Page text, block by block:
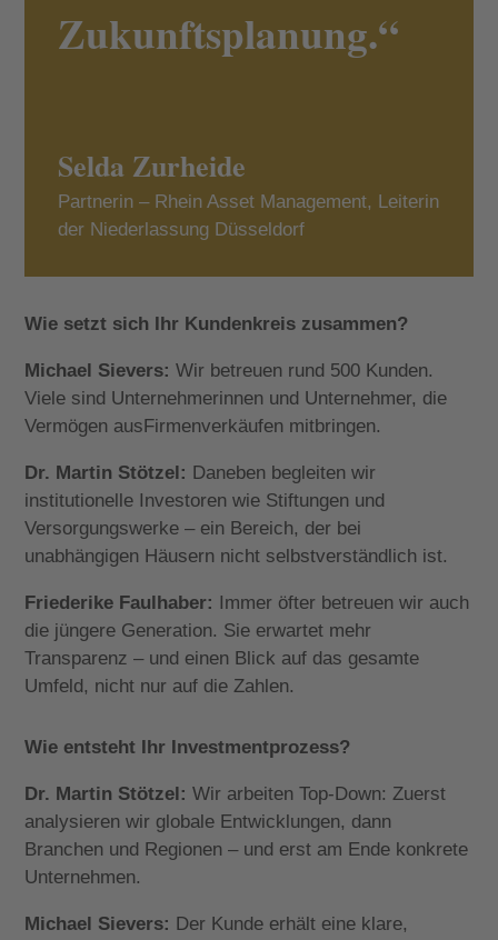
Zukunftsplanung.“
Selda Zurheide
Partnerin – Rhein Asset Management, Leiterin
der Niederlassung Düsseldorf
Wie setzt sich Ihr Kundenkreis zusammen?
Michael Sievers: Wir betreuen rund 500 Kunden.
Viele sind Unternehmerinnen und Unternehmer, die
Vermögen ausFirmenverkäufen mitbringen.
Dr. Martin Stötzel: Daneben begleiten wir
institutionelle Investoren wie Stiftungen und
Versorgungswerke – ein Bereich, der bei
unabhängigen Häusern nicht selbstverständlich ist.
Friederike Faulhaber:
Immer öfter betreuen wir auch
die jüngere Generation. Sie erwartet mehr
Transparenz – und einen Blick auf das gesamte
Umfeld, nicht nur auf die Zahlen.
Wie entsteht Ihr Investmentprozess?
Dr. Martin Stötzel: Wir arbeiten Top-Down: Zuerst
analysieren wir globale Entwicklungen, dann
Branchen und Regionen – und erst am Ende konkrete
Unternehmen.
Michael Sievers: Der Kunde erhält eine klare,